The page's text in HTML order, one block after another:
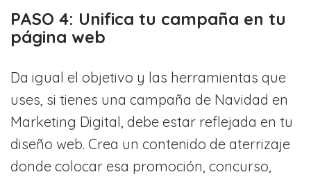
PASO 4: Unifica tu campaña en tu
página web
Da igual el objetivo y las herramientas que
uses, si tienes una campaña de Navidad en
Marketing Digital, debe estar reflejada en tu
diseño web. Crea un contenido de aterrizaje
donde colocar esa promoción, concurso,